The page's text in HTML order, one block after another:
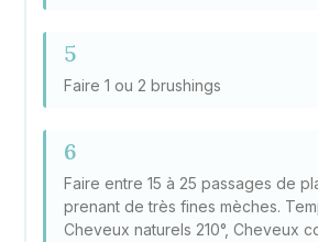
5
Faire 1 ou 2 brushings
6
Faire entre 15 à 25 passages de
prenant de très fines mèches.
Cheveux naturels 210°, Cheveux